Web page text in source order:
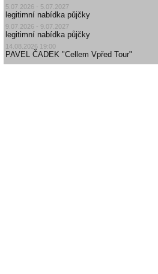
5.07.2026 - 5.07.2027
legitimní nabídka půjčky
9.07.2026 - 9.07.2027
legitimní nabídka půjčky
14.08.2026 19:00
PAVEL ČADEK "Cellem Vpřed Tour"